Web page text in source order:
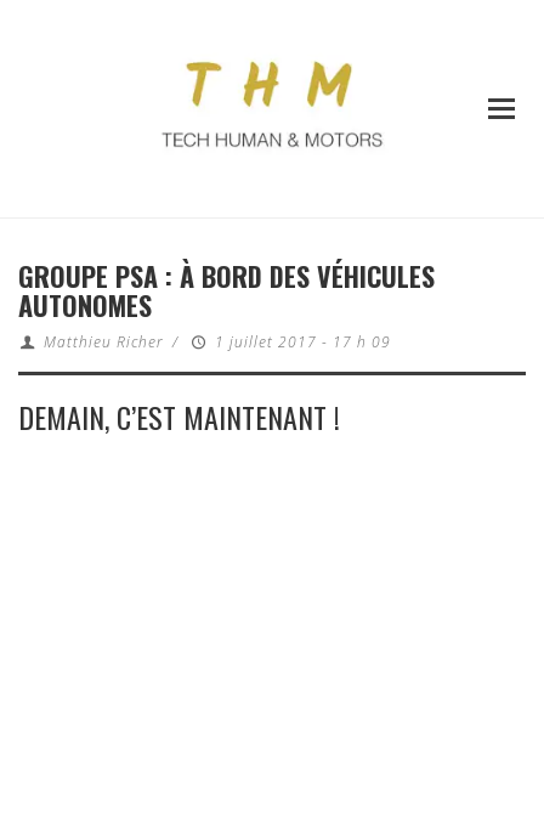
GROUPE PSA : À BORD DES VÉHICULES
AUTONOMES
Matthieu Richer / 1 juillet 2017 - 17 h 09
DEMAIN, C’EST MAINTENANT !